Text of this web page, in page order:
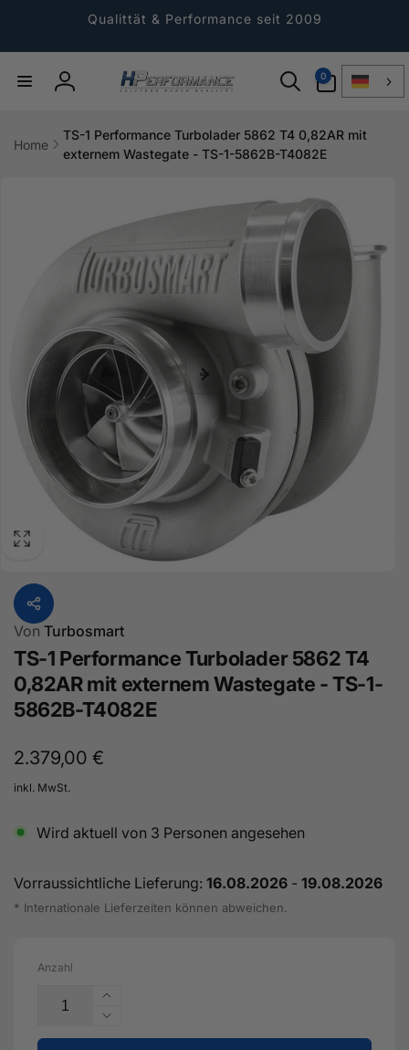
Qualittät & Performance seit 2009
Einloggen
0
Artikel
Home
TS-1 Performance Turbolader 5862 T4 0,82AR mit
externem Wastegate - TS-1-5862B-T4082E
Von Turbosmart
TS-1 Performance Turbolader 5862 T4
0,82AR mit externem Wastegate - TS-1-
5862B-T4082E
Normaler
Preis
2.379,00 €
inkl. MwSt.
Wird aktuell von 3 Personen angesehen
Vorraussichtliche Lieferung: 16.08.2026 - 19.08.2026
* Internationale Lieferzeiten können abweichen.
Anzahl
Erhöhe
die
Menge
Verringere
die